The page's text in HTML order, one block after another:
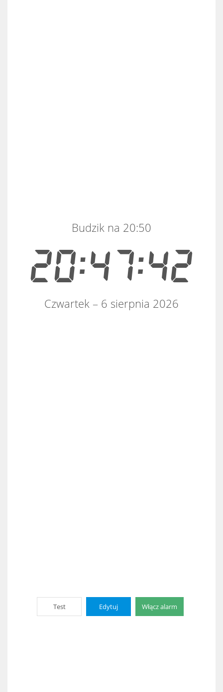
20:47:42
Budzik na 20:50
Czwartek – 6 sierpnia 2026
Test Edytuj Włącz alarm